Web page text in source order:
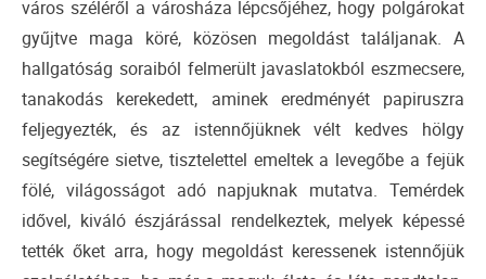
város széléről a városháza lépcsőjéhez, hogy polgárokat
gyűjtve maga köré, közösen megoldást találjanak. A
hallgatóság soraiból felmerült javaslatokból eszmecsere,
tanakodás kerekedett, aminek eredményét papiruszra
feljegyezték, és az istennőjüknek vélt kedves hölgy
segítségére sietve, tisztelettel emeltek a levegőbe a fejük
fölé, világosságot adó napjuknak mutatva. Temérdek
idővel, kiváló észjárással rendelkeztek, melyek képessé
tették őket arra, hogy megoldást keressenek istennőjük